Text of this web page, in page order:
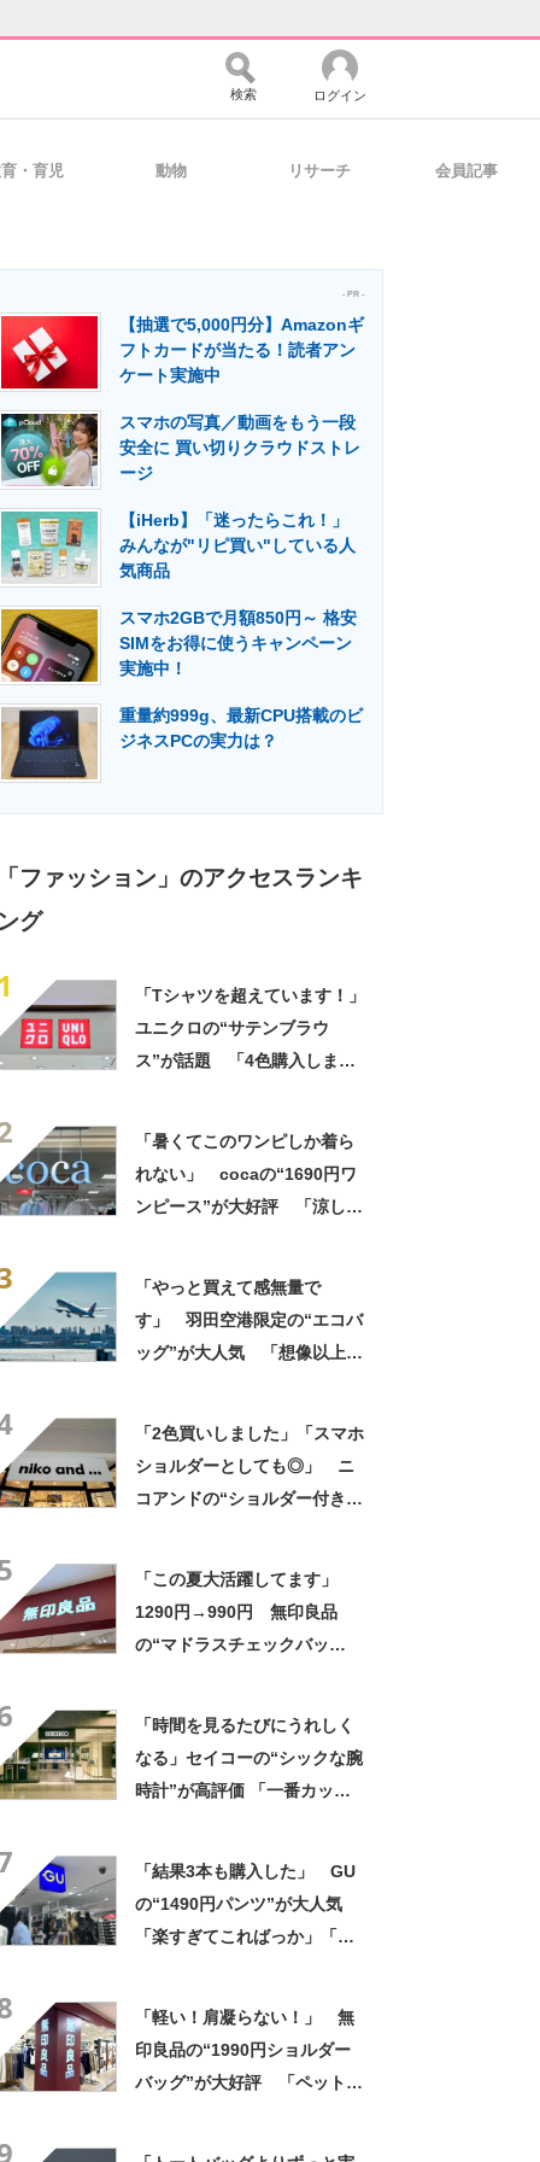
ュニティ マーケ×ITの今がよく分かる
活用を支援
メディア 建設×テクノロジーの最前線
検索 ログイン
・育児 動物 リサーチ 会員記事
- PR -
【抽選で5,000円分】Amazonギ
フトカードが当たる！読者アン
ケート実施中
スマホの写真／動画をもう一段
安全に 買い切りクラウドストレ
ージ
【iHerb】「迷ったらこれ！」
みんなが"リピ買い"している人
気商品
スマホ2GBで月額850円～ 格安
SIMをお得に使うキャンペーン
実施中！
重量約999g、最新CPU搭載のビ
ジネスPCの実力は？
ファッション」のアクセスランキ
グ
「Tシャツを超えています！」
ユニクロの“サテンブラウ
ス”が話題 「4色購入しまし
「暑くてこのワンピしか着ら
れない」 cocaの“1690円ワ
ンピース”が大好評 「涼しく
「やっと買えて感無量で
す」 羽田空港限定の“エコバ
ッグ”が大人気 「想像以上に
「2色買いしました」「スマホ
ショルダーとしても◎」 ニ
コアンドの“ショルダー付き財
「この夏大活躍してます」
1290円→990円 無印良品
の“マドラスチェックバッ
「時間を見るたびにうれしく
なる」セイコーの“シックな腕
時計”が高評価 「一番カッコ
「結果3本も購入した」 GU
の“1490円パンツ”が大人気
「楽すぎてこればっか」「洗
「軽い！肩凝らない！」 無
印良品の“1990円ショルダー
バッグ”が大好評 「ペットボ